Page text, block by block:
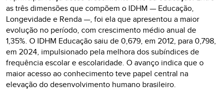
as três dimensões que compõem o IDHM — Educação,
Longevidade e Renda —, foi ela que apresentou a maior
evolução no período, com crescimento médio anual de
1,35%. O IDHM Educação saiu de 0,679, em 2012, para 0,798,
em 2024, impulsionado pela melhora dos subíndices de
frequência escolar e escolaridade. O avanço indica que o
maior acesso ao conhecimento teve papel central na
elevação do desenvolvimento humano brasileiro.